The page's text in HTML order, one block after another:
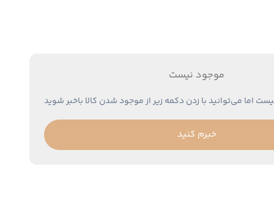
موجود نیست
اما می‌توانید با زدن دکمه زیر از موجود شدن کالا باخبر شوید
خبرم کنید